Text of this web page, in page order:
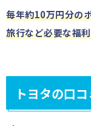
毎年約10万円分の
旅行など必要な福
トヨタの口